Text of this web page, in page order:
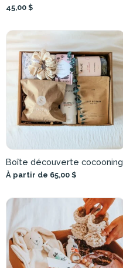
45,00 $
Boîte découverte cocooning
À partir de 65,00 $